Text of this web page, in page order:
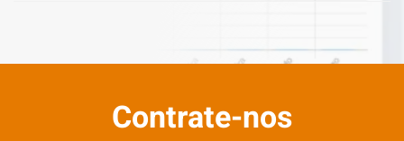
Contrate-nos